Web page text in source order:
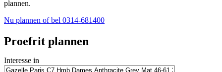
plannen.
Nu plannen of bel 0314-681400
Proefrit plannen
Interesse in